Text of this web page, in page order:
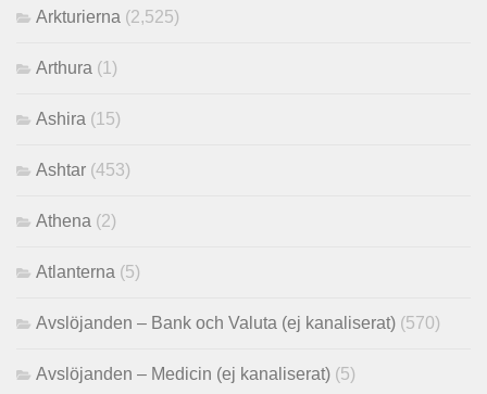
Arkturierna (2,525)
Arthura (1)
Ashira (15)
Ashtar (453)
Athena (2)
Atlanterna (5)
Avslöjanden – Bank och Valuta (ej kanaliserat) (570)
Avslöjanden – Medicin (ej kanaliserat) (5)